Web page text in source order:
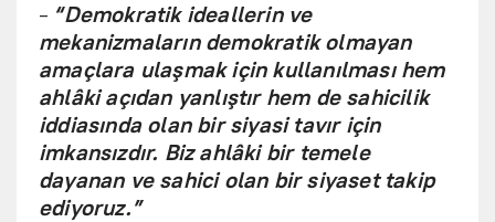
- “Demokratik ideallerin ve
mekanizmaların demokratik olmayan
amaçlara ulaşmak için kullanılması hem
ahlâki açıdan yanlıştır hem de sahicilik
iddiasında olan bir siyasi tavır için
imkansızdır. Biz ahlâki bir temele
dayanan ve sahici olan bir siyaset takip
ediyoruz.”